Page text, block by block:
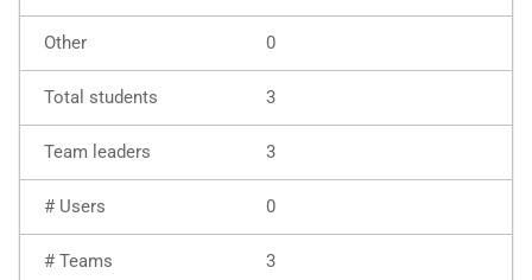
0
3
3
0
3